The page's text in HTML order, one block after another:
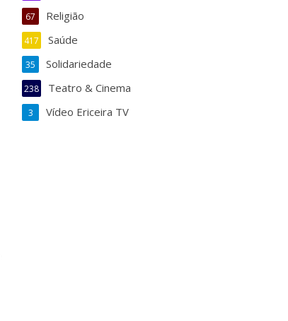
Religião
67
Saúde
417
Solidariedade
35
Teatro & Cinema
238
Vídeo Ericeira TV
3